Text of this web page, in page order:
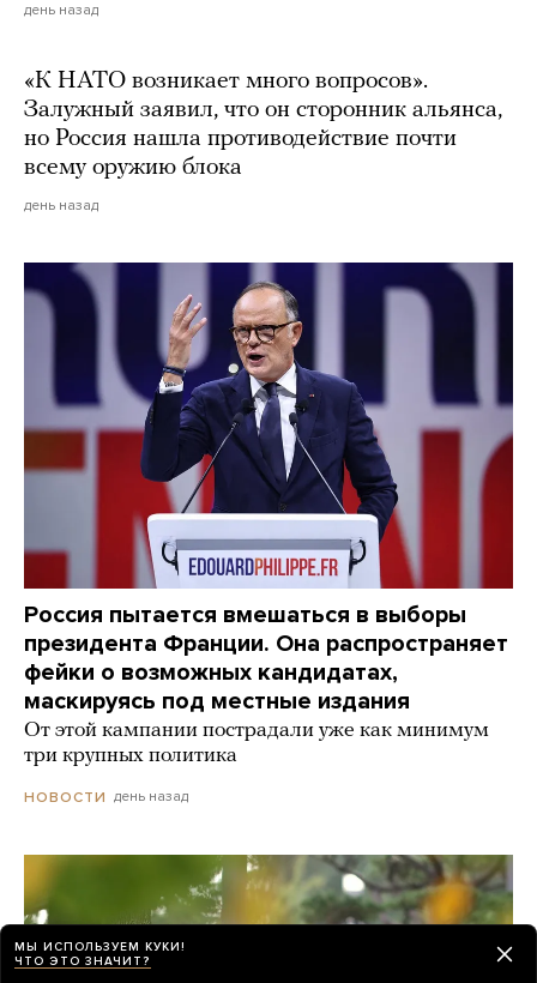
день назад
«К НАТО возникает много вопросов».
Залужный заявил, что он сторонник альянса,
но Россия нашла противодействие почти
всему оружию блока
день назад
Россия пытается вмешаться в выборы
президента Франции. Она распространяет
фейки о возможных кандидатах,
маскируясь под местные издания
От этой кампании пострадали уже как минимум
три крупных политика
НОВОСТИ день назад
МЫ ИСПОЛЬЗУЕМ КУКИ!
ЧТО ЭТО ЗНАЧИТ?